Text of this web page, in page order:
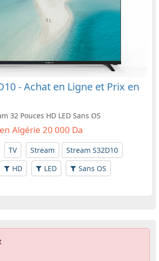
- Achat en Ligne et Prix en
32 Pouces HD LED Sans OS
Algérie 20 000 Da
TV Stream
Stream S32D10
HD LED Sans OS